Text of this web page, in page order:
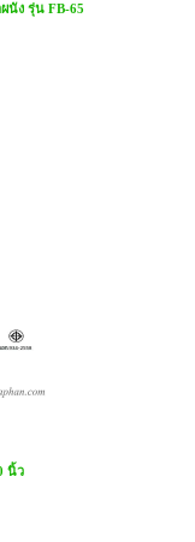
นัง รุ่น FB-65
นิ้ว